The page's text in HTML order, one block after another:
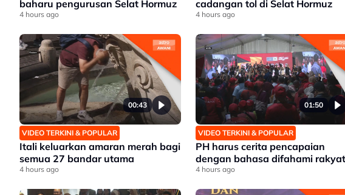
baharu pengurusan Selat Hormuz
4 hours ago
cadangan tol di Selat Hormuz
4 hours ago
00:43
VIDEO TERKINI & POPULAR
Itali keluarkan amaran merah bagi
semua 27 bandar utama
4 hours ago
01:50
VIDEO TERKINI & POPULAR
PH harus cerita pencapaian
dengan bahasa difahami rakyat
4 hours ago